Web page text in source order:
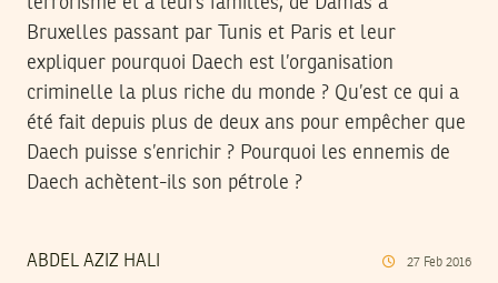
Bruxelles passant par Tunis et Paris et leur
expliquer pourquoi Daech est l’organisation
criminelle la plus riche du monde ? Qu’est ce qui a
été fait depuis plus de deux ans pour empêcher que
Daech puisse s’enrichir ? Pourquoi les ennemis de
Daech achètent-ils son pétrole ?
ABDEL AZIZ HALI 27 Feb 2016